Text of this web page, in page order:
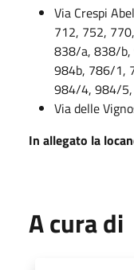
Via Crespi
712, 752,
838/a, 838/b,
984b, 786/1,
984/4, 984/5,
Via delle
In allegato la
A cura di